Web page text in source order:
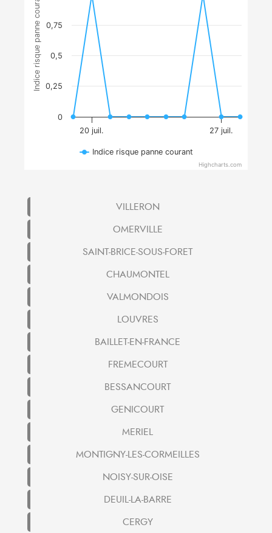
Indice risque panne courant
20 juil. 27 juil.
0
0,25
0,5
0,75
Indice risque panne courant
Highcharts.com
VILLERON
OMERVILLE
SAINT-BRICE-SOUS-FORET
CHAUMONTEL
VALMONDOIS
LOUVRES
BAILLET-EN-FRANCE
FREMECOURT
BESSANCOURT
GENICOURT
MERIEL
MONTIGNY-LES-CORMEILLES
NOISY-SUR-OISE
DEUIL-LA-BARRE
CERGY